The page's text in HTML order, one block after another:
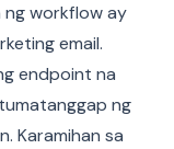
ng workflow ay
email.
endpoint na
ng
Karamihan sa